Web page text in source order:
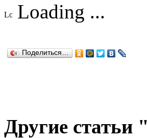
Loading ...
Поделиться…
Другие